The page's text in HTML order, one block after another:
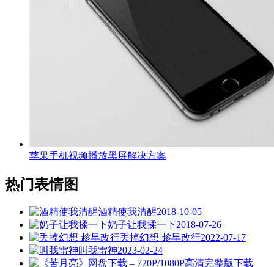
苹果手机视频播放黑屏解决方案
热门表情图
酒精使我清醒2018-10-05
奶子让我揉一下2018-07-26
丢掉幻想 趁早改行2022-07-17
叫我雷神2023-02-24